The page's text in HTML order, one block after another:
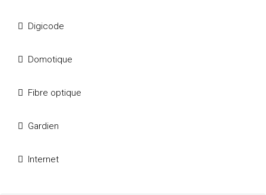
Digicode
Domotique
Fibre optique
Gardien
Internet